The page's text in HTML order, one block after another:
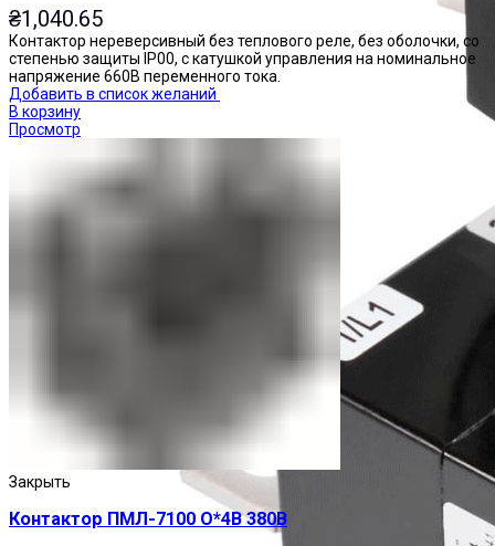
₴1,040.65
Контактор нереверсивный без теплового реле, без оболочки, со
степенью защиты IP00, с катушкой управления на номинальное
напряжение 660В переменного тока.
Добавить в список желаний
В корзину
Просмотр
Закрыть
Контактор ПМЛ-7100 О*4В 380В